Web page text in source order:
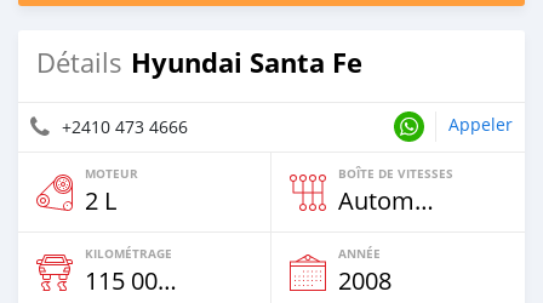
Détails Hyundai Santa Fe
+2410 473 4666 Appeler
MOTEUR
2 L
BOÎTE DE VITESSES
Automatique
KILOMÉTRAGE
115 000 Km
ANNÉE
2008